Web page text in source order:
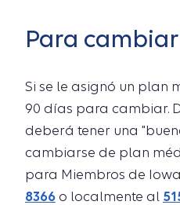
Para
Si se le asignó un plan
90 días para cambiar.
deberá tener una
cambiarse de plan
para Miembros de
8366 o localmente al